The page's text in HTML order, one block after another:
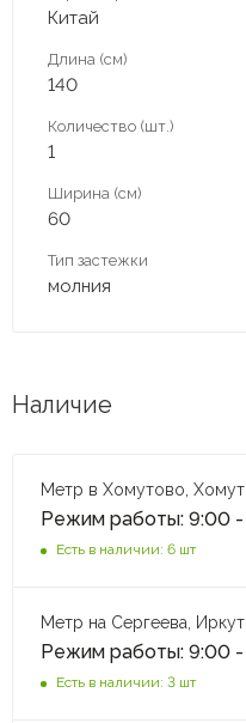
Китай
Длина (см)
140
Количество (шт.)
1
Ширина (см)
60
Тип застежки
молния
Наличие
Метр в Хомутово,
Режим работы: 9:00
Есть в наличии: 6 шт
Метр на Сергеева,
Режим работы: 9:00
Есть в наличии: 3 шт